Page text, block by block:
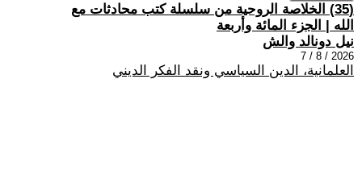
(35) الخلاصة الروحية من سلسلة كتب محادثات مع
الله | الجزء المائة وأربعة
نيل دونالد والش
2026 / 8 / 7
العلمانية، الدين السياسي ونقد الفكر الديني